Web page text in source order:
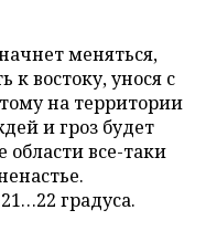
меняться,
к востоку, унося с
на территории
и гроз будет
все-таки
градуса.